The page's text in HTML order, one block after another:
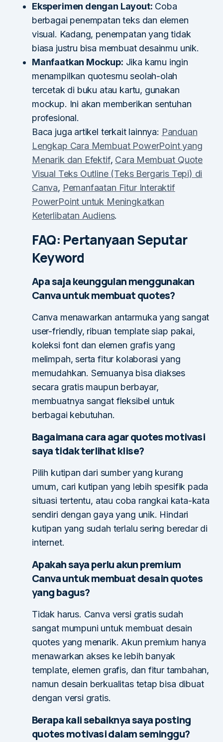
Eksperimen dengan Layout: Coba
berbagai penempatan teks dan elemen
visual. Kadang, penempatan yang tidak
biasa justru bisa membuat desainmu unik.
Manfaatkan Mockup: Jika kamu ingin
menampilkan quotesmu seolah-olah
tercetak di buku atau kartu, gunakan
mockup. Ini akan memberikan sentuhan
profesional.
Baca juga artikel terkait lainnya: Panduan
Lengkap Cara Membuat PowerPoint yang
Menarik dan Efektif, Cara Membuat Quote
Visual Teks Outline (Teks Bergaris Tepi) di
Canva, Pemanfaatan Fitur Interaktif
PowerPoint untuk Meningkatkan
Keterlibatan Audiens.
FAQ: Pertanyaan Seputar
Keyword
Apa saja keunggulan menggunakan
Canva untuk membuat quotes?
Canva menawarkan antarmuka yang sangat
user-friendly, ribuan template siap pakai,
koleksi font dan elemen grafis yang
melimpah, serta fitur kolaborasi yang
memudahkan. Semuanya bisa diakses
secara gratis maupun berbayar,
membuatnya sangat fleksibel untuk
berbagai kebutuhan.
Bagaimana cara agar quotes motivasi
saya tidak terlihat klise?
Pilih kutipan dari sumber yang kurang
umum, cari kutipan yang lebih spesifik pada
situasi tertentu, atau coba rangkai kata-kata
sendiri dengan gaya yang unik. Hindari
kutipan yang sudah terlalu sering beredar di
internet.
Apakah saya perlu akun premium
Canva untuk membuat desain quotes
yang bagus?
Tidak harus. Canva versi gratis sudah
sangat mumpuni untuk membuat desain
quotes yang menarik. Akun premium hanya
menawarkan akses ke lebih banyak
template, elemen grafis, dan fitur tambahan,
namun desain berkualitas tetap bisa dibuat
dengan versi gratis.
Berapa kali sebaiknya saya posting
quotes motivasi dalam seminggu?